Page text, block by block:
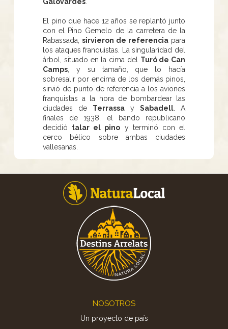
El pino que hace 12 años se replantó junto
con el Pino Gemelo de la carretera de la
Rabassada, sirvieron de referencia para
los ataques franquistas. La singularidad del
árbol, situado en la cima del Turó de Can
Camps , y su tamaño, que lo hacía
sobresalir por encima de los demás pinos,
sirvió de punto de referencia a los aviones
franquistas a la hora de bombardear las
ciudades de Terrassa y Sabadell . A
finales de 1938, el bando republicano
decidió talar el pino y terminó con el
cerco bélico sobre ambas ciudades
vallesanas.
NOSOTROS
Un proyecto de país